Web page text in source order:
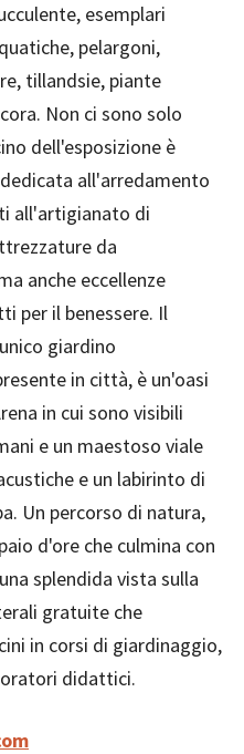
esemplari
pelargoni,
tillandsie, piante
Non ci sono solo
dell'esposizione è
all'arredamento
all'artigianato di
da
anche eccellenze
per il benessere. Il
giardino
in città, è un'oasi
in cui sono visibili
e un maestoso viale
e un labirinto di
Un percorso di natura,
d'ore che culmina con
splendida vista sulla
gratuite che
in corsi di giardinaggio,
didattici.